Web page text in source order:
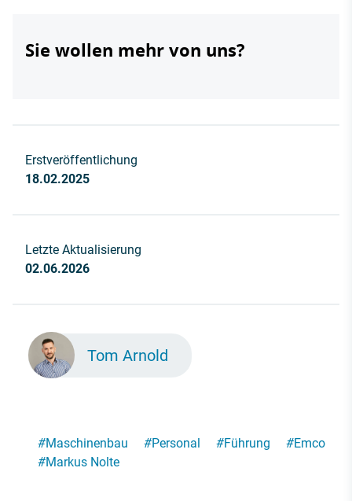
Sie wollen mehr von uns?
Erstveröffentlichung
18.02.2025
Letzte Aktualisierung
02.06.2026
Tom Arnold
#Maschinenbau #Personal #Führung #Emco
#Markus Nolte